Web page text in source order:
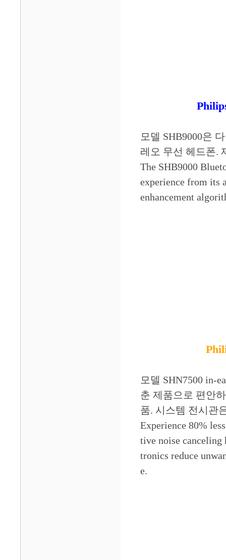
모델 SHB9000은
레오 무선 헤드폰.
The SHB9000
experience from its
enhancement
모델 SHN7500 in-
춘 제품으로 편안
품. 시스템 전시관
Experience 80%
tive noise canceling
tronics reduce
e.